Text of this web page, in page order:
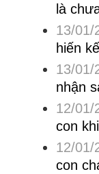
là
13/01/
hiến
13/01/
nhận
12/01/
con
12/01/
con